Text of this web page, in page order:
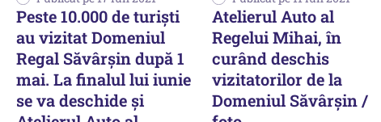
Peste 10.000 de turişti
au vizitat Domeniul
Regal Săvârşin după 1
mai. La finalul lui iunie
se va deschide şi
Atelierul Auto al
Regelui Mihai, în
curând deschis
vizitatorilor de la
Domeniul Săvârşin /